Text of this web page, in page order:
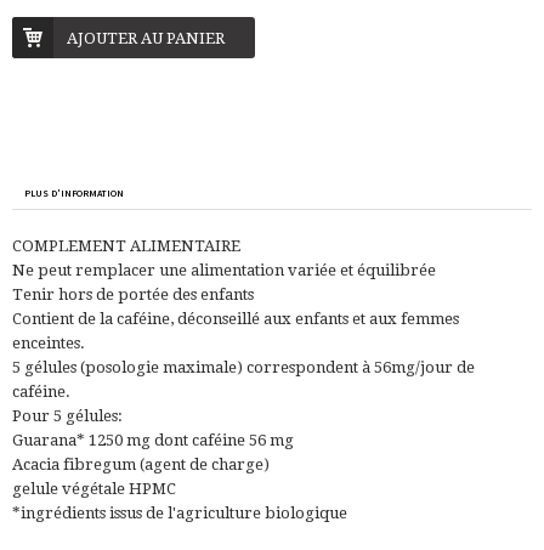
AJOUTER AU PANIER
PLUS D'INFORMATION
COMPLEMENT ALIMENTAIRE
Ne peut remplacer une alimentation variée et équilibrée
Tenir hors de portée des enfants
Contient de la caféine, déconseillé aux enfants et aux femmes
enceintes.
5 gélules (posologie maximale) correspondent à 56mg/jour de
caféine.
Pour 5 gélules:
Guarana* 1250 mg dont caféine 56 mg
Acacia fibregum (agent de charge)
gelule végétale HPMC
*ingrédients issus de l'agriculture biologique